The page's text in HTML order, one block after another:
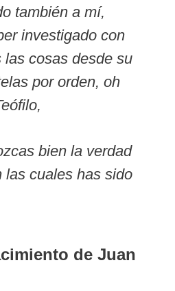
también a mí,
investigado con
las cosas desde su
por orden, oh
bien la verdad
las cuales has sido
de Juan